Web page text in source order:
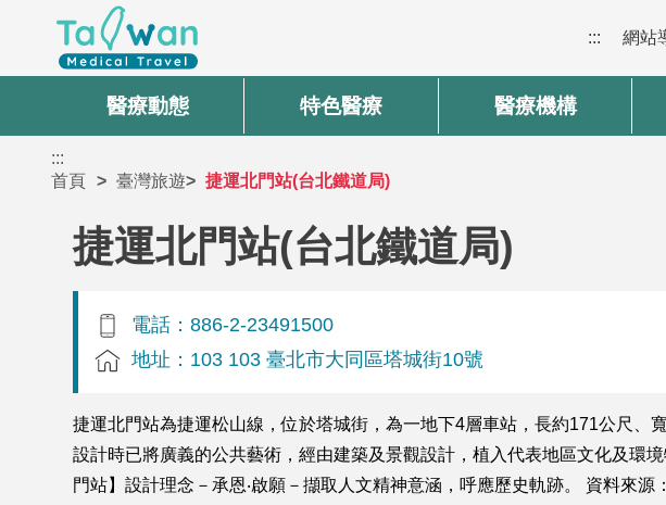
::: 網站
醫療動態 特色醫療 醫療機構
:::
首頁
臺灣旅遊 捷運北門站(台北鐵道局)
捷運北門站(台北鐵道局)
電話：886-2-23491500
地址：103 103 臺北市大同區塔城街10號
捷運北門站為捷運松山線，位於塔城街，為一地下4層車站，長約171公尺
設計時已將廣義的公共藝術，經由建築及景觀設計，植入代表地區文化及環
門站】設計理念－承恩‧啟願－擷取人文精神意涵，呼應歷史軌跡。 資料來